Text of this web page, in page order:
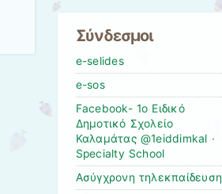
Σύνδεσμοι
e-selides
e-sos
Facebook- 1ο Ειδικό
Δημοτικό Σχολείο
Καλαμάτας @1eiddimkal ·
Specialty School
Ασύγχρονη τηλεκπαίδευση